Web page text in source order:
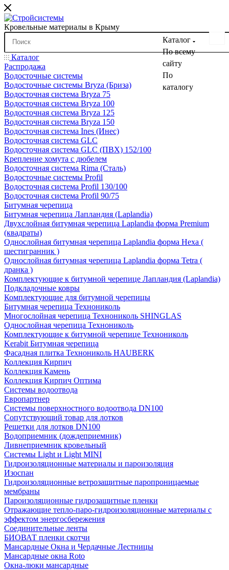
Кровельные материалы в Крыму
Каталог
По всему
сайту
По
каталогу
Каталог
Распродажа
Водосточные системы
Водосточные системы Bryza (Бриза)
Водосточная система Bryza 75
Водосточная система Bryza 100
Водосточная система Bryza 125
Водосточная система Bryza 150
Водосточная система Ines (Инес)
Водосточная система GLC
Водосточная система GLC (ПВХ) 152/100
Крепление хомута с дюбелем
Водосточная система Rima (Сталь)
Водосточные системы Profil
Водосточная система Profil 130/100
Водосточная система Profil 90/75
Битумная черепица
Битумная черепица Лапландия (Laplandia)
Двухслойная битумная черепица Laplandia форма Premium
(квадраты)
Однослойная битумная черепица Laplandia форма Hexa (
шестигранник )
Однослойная битумная черепица Laplandia форма Tetra (
дранка )
Комплектующие к битумной черепице Лапландия (Laplandia)
Подкладочные ковры
Комплектующие для битумной черепицы
Битумная черепица Технониколь
Многослойная черепица Технониколь SHINGLAS
Однослойная черепица Технониколь
Комплектующие к битумной черепице Технониколь
Kerabit Битумная черепица
Фасадная плитка Технониколь HAUBERK
Кол​лекция Кирпич
Кол​лекция Камень
Коллекция Кирпич Оптима
Системы водоотвода
Европартнер
Системы поверхностного водоотвода DN100
Сопутствующий товар для лотков
Решетки для лотков DN100
Водоприемник (дождеприемник)
Ливнеприемник кровельный
Системы Light и Light MINI
Гидроизоляционные материалы и пароизоляция
Изоспан
Гидроизоляционные ветрозащитные паропроницаемые
мембраны
Пароизоляционные гидрозащитные пленки
Отражающие тепло-паро-гидроизоляционные материалы с
эффектом энергосбережения
Соединительные ленты
БИОВАТ пленки скотчи
Мансардные Окна и Чердачные Лестницы
Мансардные окна Roto
Окна-люки мансардные